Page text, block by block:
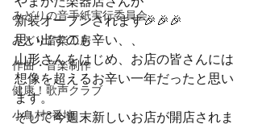
みどりの音手紙実行委員会
みどり音楽工房
作曲・音楽制作
健康！歌声クラブ
小鳥村3番地
新装オープンされます🎉🎉🎉
思い出すのも辛い、、
山形さんをはじめ、お店の皆さんには
想像を超えるお辛い一年だったと思い
ます。
そして今週末新しいお店が開店されま